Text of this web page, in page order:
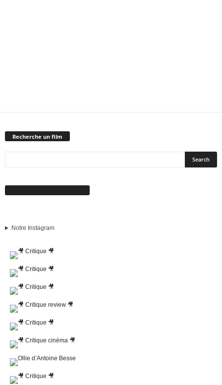
Recherche un film
Notre Instagram